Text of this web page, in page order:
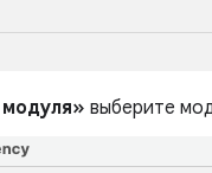
выберите